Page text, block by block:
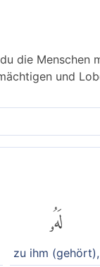
die Menschen
und
لَهُۥ
zu ihm (gehört),